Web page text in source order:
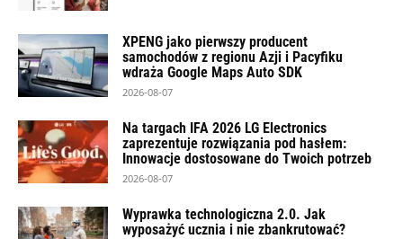
XPENG jako pierwszy producent
samochodów z regionu Azji i Pacyfiku
wdraża Google Maps Auto SDK
2026-08-07
Na targach IFA 2026 LG Electronics
zaprezentuje rozwiązania pod hasłem:
Innowacje dostosowane do Twoich potrzeb
2026-08-07
Wyprawka technologiczna 2.0. Jak
wyposażyć ucznia i nie zbankrutować?